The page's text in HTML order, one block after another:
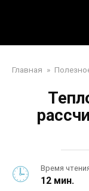
Главная »
Время
12 мин.